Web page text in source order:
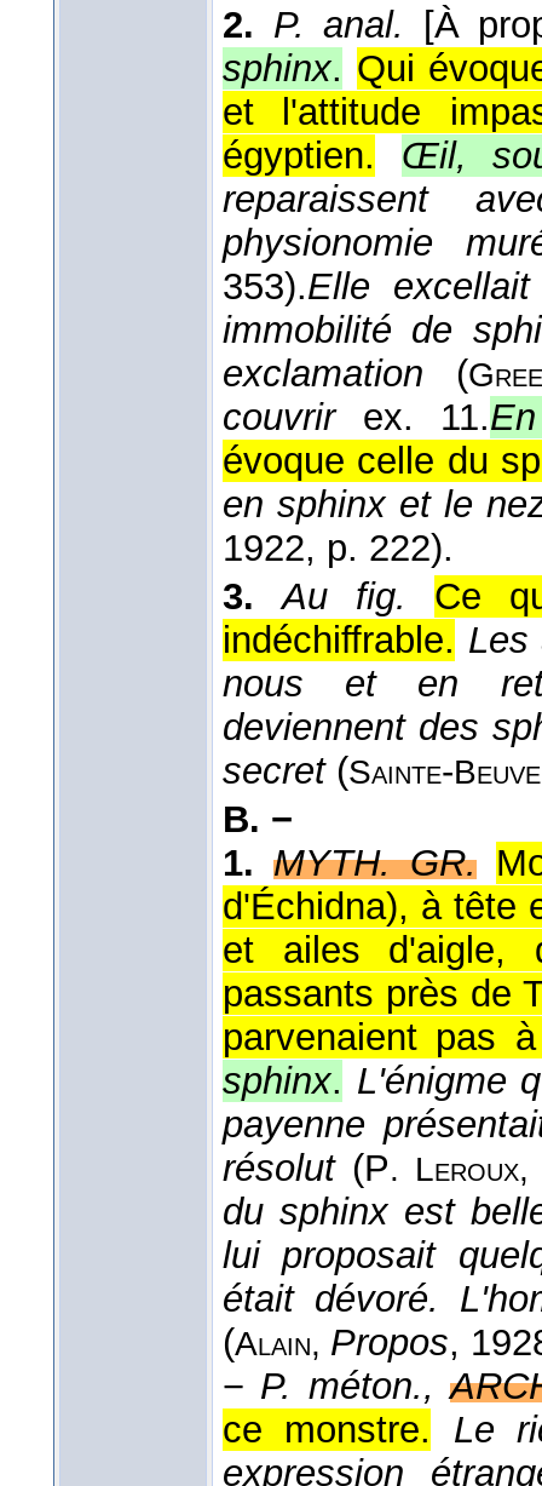
2. P. anal.
[À
sphinx. Qui
et l'attitude
égyptien.
Œil,
reparaissent
physionomie
353).Elle
immobilité de
exclamation (
couvrirex. 11.
évoque celle du
en sphinx et le
1922, p. 222).
3.
Au fig.
Ce
indéchiffrable. Les
nous et en
deviennent des
secret(Sainte-Beuve
B. −
1. MYTH. GR.
d'Échidna), à tête
et ailes d'aigle,
passants près de
parvenaient pas
sphinx. L'énigme
payenne
résolut(P. Leroux
du sphinx est
lui proposait
était dévoré.
(Alain, Propos,
− P. méton.,
ce monstre.
Le
expression